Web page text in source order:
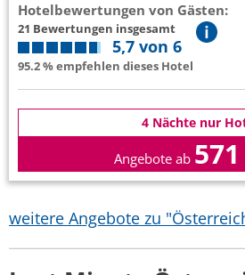
Hotelbewertungen von Gästen:
21 Bewertungen insgesamt
5,7 von 6
95.2 % empfehlen dieses Hotel
4 Nächte nur
Angebote ab
weitere Angebote zu